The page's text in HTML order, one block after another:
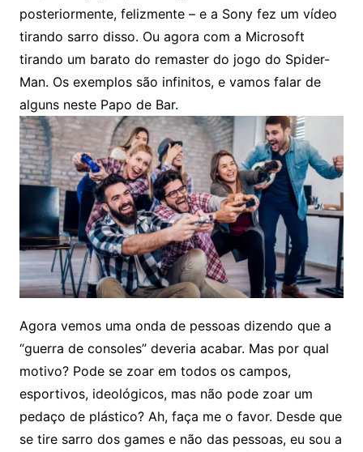
posteriormente, felizmente – e a Sony fez um vídeo
tirando sarro disso. Ou agora com a Microsoft
tirando um barato do remaster do jogo do Spider-
Man. Os exemplos são infinitos, e vamos falar de
alguns neste Papo de Bar.
Agora vemos uma onda de pessoas dizendo que a
“guerra de consoles” deveria acabar. Mas por qual
motivo? Pode se zoar em todos os campos,
esportivos, ideológicos, mas não pode zoar um
pedaço de plástico? Ah, faça me o favor. Desde que
se tire sarro dos games e não das pessoas, eu sou a